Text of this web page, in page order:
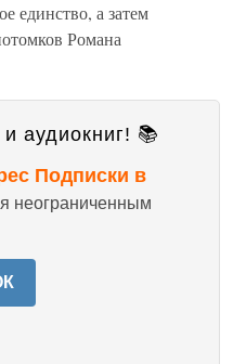
единство, а затем
Романа
аудиокниг! 📚
Подписки в
неограниченным